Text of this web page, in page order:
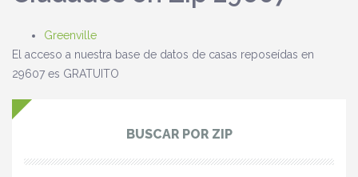
Greenville
El acceso a nuestra base de datos de casas reposeídas en
29607 es GRATUITO
BUSCAR POR ZIP